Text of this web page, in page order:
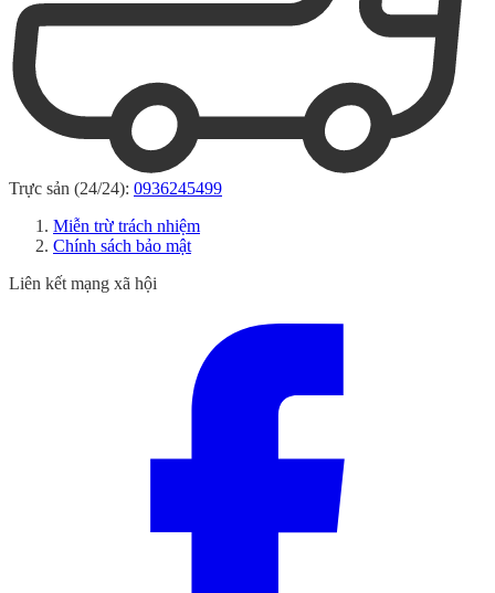
Trực sản (24/24): 0936245499
Miễn trừ trách nhiệm
Chính sách bảo mật
Liên kết mạng xã hội